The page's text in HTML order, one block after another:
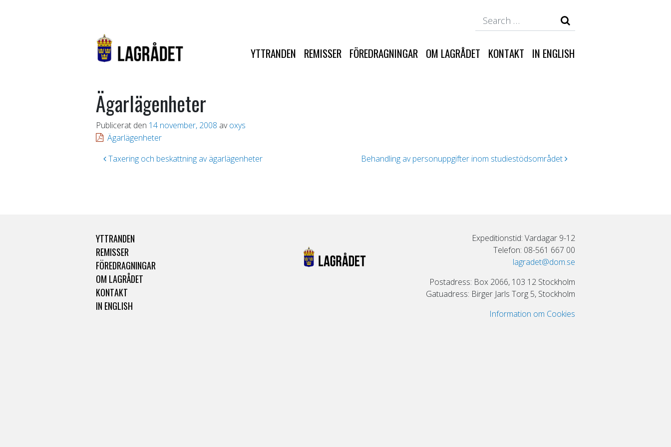
YTTRANDEN REMISSER FÖREDRAGNINGAR OM LAGRÅDET KONTAKT IN ENGLISH
Ägarlägenheter
Publicerat den 14 november, 2008 av oxys
Ägarlägenheter
Inläggsnavigering
Taxering och beskattning av ägarlägenheter Behandling av personuppgifter inom studiestödsområdet
YTTRANDEN
REMISSER
FÖREDRAGNINGAR
OM LAGRÅDET
KONTAKT
IN ENGLISH
Expeditionstid: Vardagar 9-12
Telefon: 08-561 667 00
lagradet@dom.se
Postadress: Box 2066, 103 12 Stockholm
Gatuadress: Birger Jarls Torg 5, Stockholm
Information om Cookies